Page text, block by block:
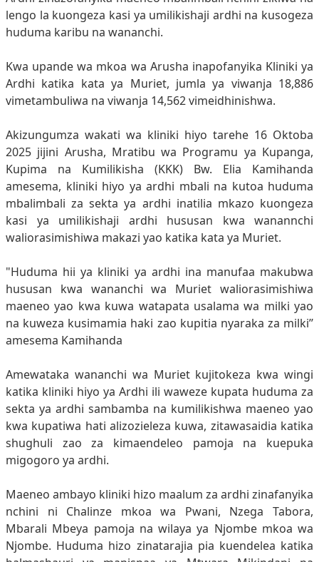
lengo la kuongeza kasi ya umilikishaji ardhi na kusogeza
huduma karibu na wananchi.
Kwa upande wa mkoa wa Arusha inapofanyika Kliniki ya
Ardhi katika kata ya Muriet, jumla ya viwanja 18,886
vimetambuliwa na viwanja 14,562 vimeidhinishwa.
Akizungumza wakati wa kliniki hiyo tarehe 16 Oktoba
2025 jijini Arusha, Mratibu wa Programu ya Kupanga,
Kupima na Kumilikisha (KKK) Bw. Elia Kamihanda
amesema, kliniki hiyo ya ardhi mbali na kutoa huduma
mbalimbali za sekta ya ardhi inatilia mkazo kuongeza
kasi ya umilikishaji ardhi hususan kwa wanannchi
waliorasimishiwa makazi yao katika kata ya Muriet.
"Huduma hii ya kliniki ya ardhi ina manufaa makubwa
hususan kwa wananchi wa Muriet waliorasimishiwa
maeneo yao kwa kuwa watapata usalama wa milki yao
na kuweza kusimamia haki zao kupitia nyaraka za milki’’
amesema Kamihanda
Amewataka wananchi wa Muriet kujitokeza kwa wingi
katika kliniki hiyo ya Ardhi ili waweze kupata huduma za
sekta ya ardhi sambamba na kumilikishwa maeneo yao
kwa kupatiwa hati alizozieleza kuwa, zitawasaidia katika
shughuli zao za kimaendeleo pamoja na kuepuka
migogoro ya ardhi.
Maeneo ambayo kliniki hizo maalum za ardhi zinafanyika
nchini ni Chalinze mkoa wa Pwani, Nzega Tabora,
Mbarali Mbeya pamoja na wilaya ya Njombe mkoa wa
Njombe. Huduma hizo zinatarajia pia kuendelea katika